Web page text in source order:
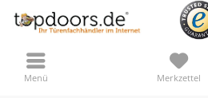
Merkzettel
Menü